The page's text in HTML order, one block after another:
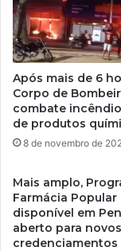
Após mais de 6
Corpo de
combate
de produtos
8 de novembro de
Mais amplo,
Farmácia Popular
disponível em
aberto para novos
credenciamentos